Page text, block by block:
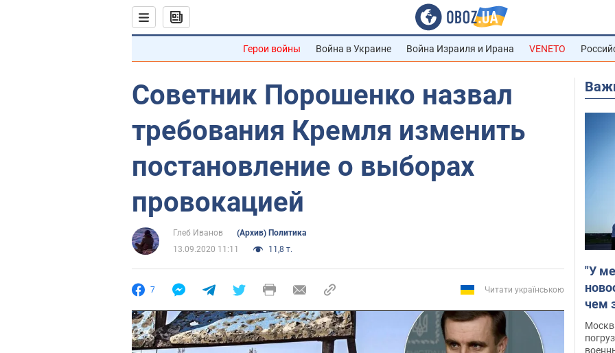
Герои войны Война в Украине Война Израиля и Ирана VENETO
Советник Порошенко назвал
требования Кремля изменить
постановление о выборах
провокацией
Глеб Иванов
(Архив) Политика
13.09.2020 11:11
11,8 т.
7 Читати українською
"У
чем